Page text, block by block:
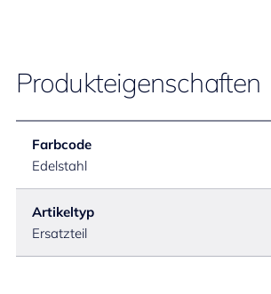
Produkteigenschaften
Farbcode
Edelstahl
Artikeltyp
Ersatzteil